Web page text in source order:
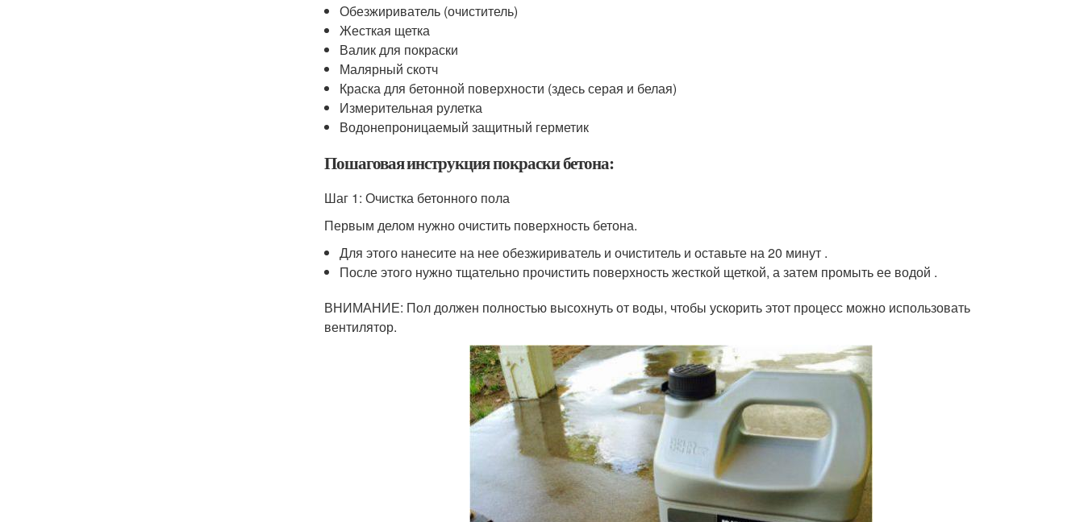
Обезжириватель (очиститель)
Жесткая щетка
Валик для покраски
Малярный скотч
Краска для бетонной поверхности (здесь серая и белая)
Измерительная рулетка
Водонепроницаемый защитный герметик
Пошаговая инструкция покраски бетона:
Шаг 1: Очистка бетонного пола
Первым делом нужно очистить поверхность бетона.
Для этого нанесите на нее обезжириватель и очиститель и оставьте на 20 минут .
После этого нужно тщательно прочистить поверхность жесткой щеткой, а затем промыть ее водой .
ВНИМАНИЕ: Пол должен полностью высохнуть от воды, чтобы ускорить этот процесс можно использовать
вентилятор.